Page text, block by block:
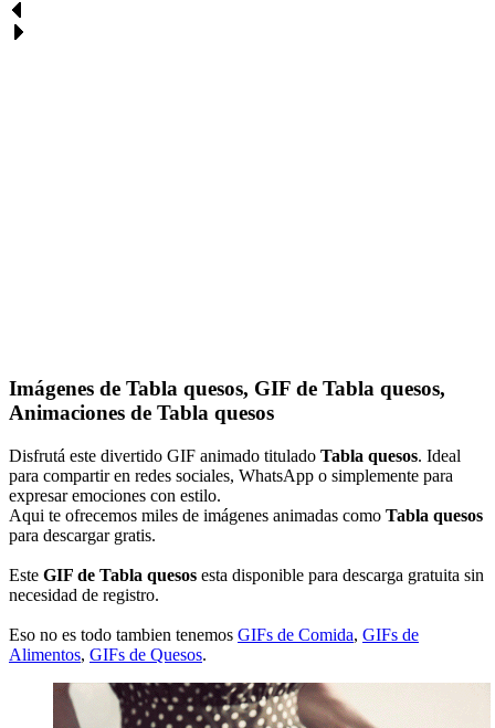
Imágenes de Tabla quesos, GIF de Tabla quesos,
Animaciones de Tabla quesos
Disfrutá este divertido GIF animado titulado Tabla quesos. Ideal
para compartir en redes sociales, WhatsApp o simplemente para
expresar emociones con estilo.
Aqui te ofrecemos miles de imágenes animadas como Tabla quesos
para descargar gratis.
Este GIF de Tabla quesos esta disponible para descarga gratuita sin
necesidad de registro.
Eso no es todo tambien tenemos GIFs de Comida, GIFs de
Alimentos, GIFs de Quesos.